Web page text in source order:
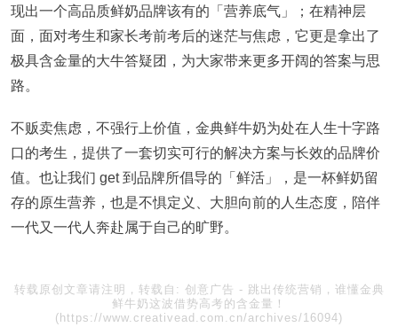
现出一个高品质鲜奶品牌该有的「营养底气」；在精神层
面，面对考生和家长考前考后的迷茫与焦虑，它更是拿出了
极具含金量的大牛答疑团，为大家带来更多开阔的答案与思
路。
不贩卖焦虑，不强行上价值，金典鲜牛奶为处在人生十字路
口的考生，提供了一套切实可行的解决方案与长效的品牌价
值。也让我们 get 到品牌所倡导的「鲜活」，是一杯鲜奶留
存的原生营养，也是不惧定义、大胆向前的人生态度，陪伴
一代又一代人奔赴属于自己的旷野。
转载原创文章请注明，转载自: 创意广告 - 跳出传统营销，谁懂金典
鲜牛奶这波借势高考的含金量！
(https://www.creativead.com.cn/archives/16094)